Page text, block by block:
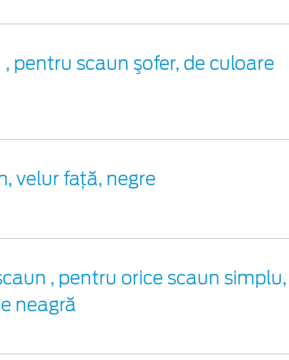
pentru scaun şofer, de culoare
velur faţă, negre
, pentru orice scaun simplu,
neagră